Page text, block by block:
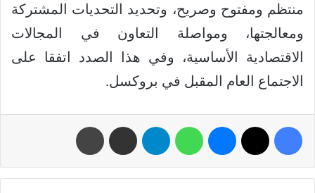
منتظم ومفتوح وصريح، وتحديد التحديات المشتركة
ومعالجتها، ومواصلة التعاون في المجالات
الاقتصادية الأساسية، وفي هذا الصدد اتفقا على
الاجتماع العام المقبل في بروكسل.